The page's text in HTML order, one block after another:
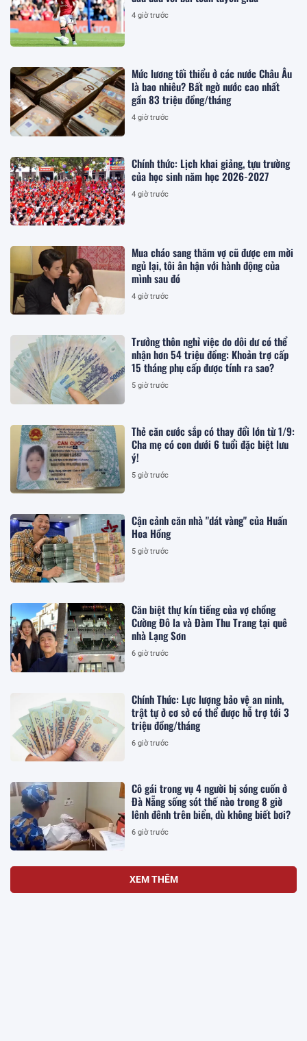
4 giờ trước
Mức lương tối thiểu ở các nước Châu Âu
là bao nhiêu? Bất ngờ nước cao nhất
gần 83 triệu đồng/tháng
4 giờ trước
Chính thức: Lịch khai giảng, tựu trường
của học sinh năm học 2026-2027
4 giờ trước
Mua cháo sang thăm vợ cũ được em mời
ngủ lại, tôi ân hận với hành động của
mình sau đó
4 giờ trước
Trưởng thôn nghỉ việc do dôi dư có thể
nhận hơn 54 triệu đồng: Khoản trợ cấp
15 tháng phụ cấp được tính ra sao?
5 giờ trước
Thẻ căn cước sắp có thay đổi lớn từ 1/9:
Cha mẹ có con dưới 6 tuổi đặc biệt lưu
ý!
5 giờ trước
Cận cảnh căn nhà "dát vàng" của Huấn
Hoa Hồng
5 giờ trước
Căn biệt thự kín tiếng của vợ chồng
Cường Đô la và Đàm Thu Trang tại quê
nhà Lạng Sơn
6 giờ trước
Chính Thức: Lực lượng bảo vệ an ninh,
trật tự ở cơ sở có thể được hỗ trợ tới 3
triệu đồng/tháng
6 giờ trước
Cô gái trong vụ 4 người bị sóng cuốn ở
Đà Nẵng sống sót thế nào trong 8 giờ
lênh đênh trên biển, dù không biết bơi?
6 giờ trước
XEM THÊM